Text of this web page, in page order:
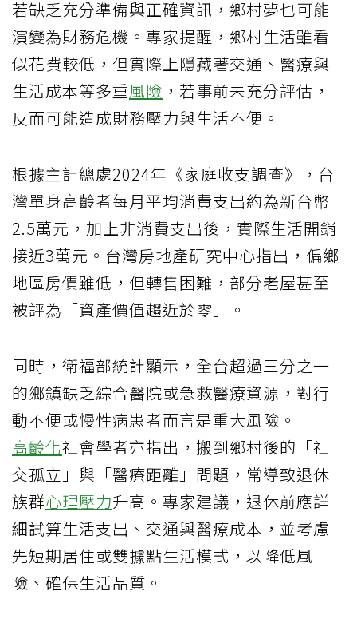
若缺乏充分準備與正確資訊，鄉村夢也可能
演變為財務危機。專家提醒，鄉村生活雖看
似花費較低，但實際上隱藏著交通、醫療與
生活成本等多重風險 ，若事前未充分評估，
反而可能造成財務壓力與生活不便。
根據主計總處2024年《家庭收支調查》，台
灣單身高齡者每月平均消費支出約為新台幣
2.5萬元，加上非消費支出後，實際生活開銷
接近3萬元。台灣房地產研究中心指出，偏鄉
地區房價雖低，但轉售困難，部分老屋甚至
被評為「資產價值趨近於零」。
同時，衛福部統計顯示，全台超過三分之一
的鄉鎮缺乏綜合醫院或急救醫療資源，對行
動不便或慢性病患者而言是重大風險。
高齡化社會學者亦指出，搬到鄉村後的「社
交孤立」與「醫療距離」問題，常導致退休
族群心理壓力升高。專家建議，退休前應詳
細試算生活支出、交通與醫療成本，並考慮
先短期居住或雙據點生活模式，以降低風
險、確保生活品質。